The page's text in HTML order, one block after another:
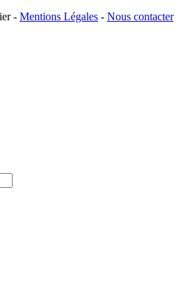
- Mentions Légales - Nous contacter